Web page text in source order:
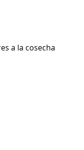
a la cosecha